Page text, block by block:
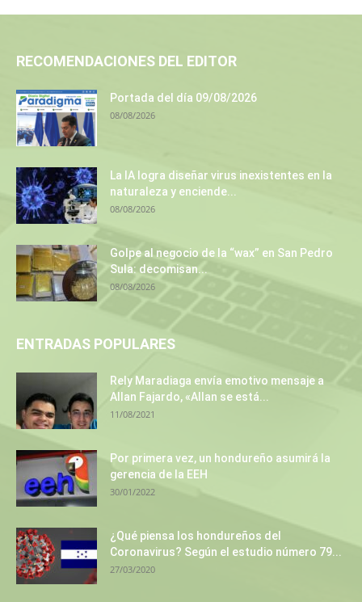
RECOMENDACIONES DEL EDITOR
Portada del día 09/08/2026
08/08/2026
La IA logra diseñar virus inexistentes en la
naturaleza y enciende...
08/08/2026
Golpe al negocio de la “wax” en San Pedro
Sula: decomisan...
08/08/2026
ENTRADAS POPULARES
Rely Maradiaga envía emotivo mensaje a
Allan Fajardo, «Allan se está...
11/08/2021
Por primera vez, un hondureño asumirá la
gerencia de la EEH
30/01/2022
¿Qué piensa los hondureños del
Coronavirus? Según el estudio número 79...
27/03/2020